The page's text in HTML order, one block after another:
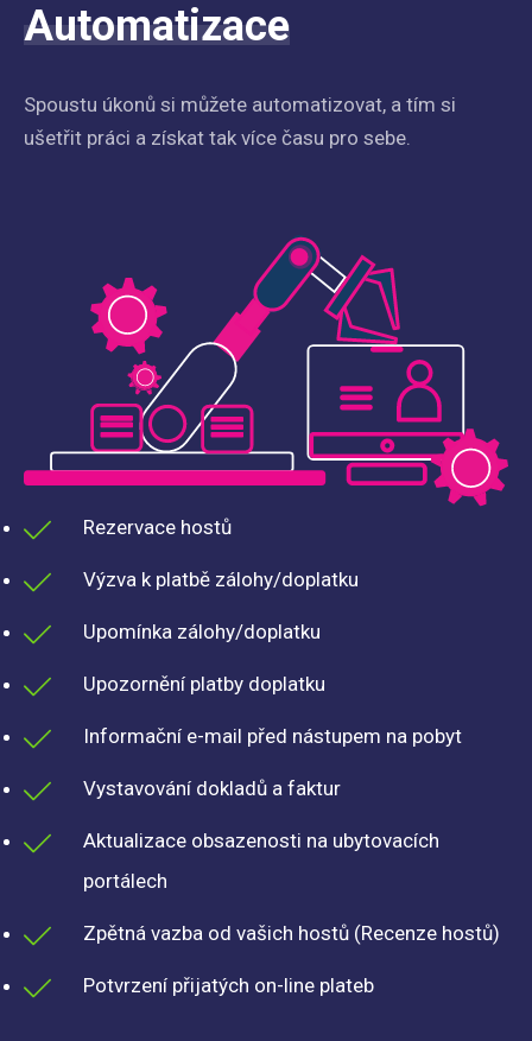
Automatizace
Spoustu úkonů si můžete automatizovat, a tím si
ušetřit práci a získat tak více času pro sebe.
Rezervace hostů
Výzva k platbě zálohy/doplatku
Upomínka zálohy/doplatku
Upozornění platby doplatku
Informační e-mail před nástupem na pobyt
Vystavování dokladů a faktur
Aktualizace obsazenosti na ubytovacích
portálech
Zpětná vazba od vašich hostů (Recenze hostů)
Potvrzení přijatých on-line plateb